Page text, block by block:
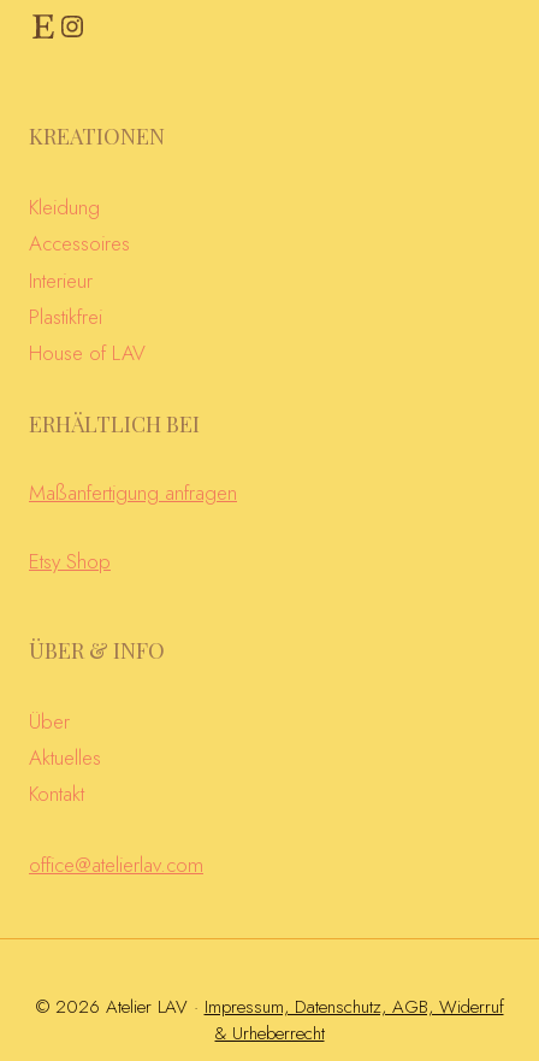
EtsyInstagram
KREATIONEN
Kleidung
Accessoires
Interieur
Plastikfrei
House of LAV
ERHÄLTLICH BEI
Maßanfertigung anfragen
Etsy Shop
ÜBER & INFO
Über
Aktuelles
Kontakt
office@atelierlav.com
© 2026 Atelier LAV · Impressum, Datenschutz, AGB, Widerruf
& Urheberrecht